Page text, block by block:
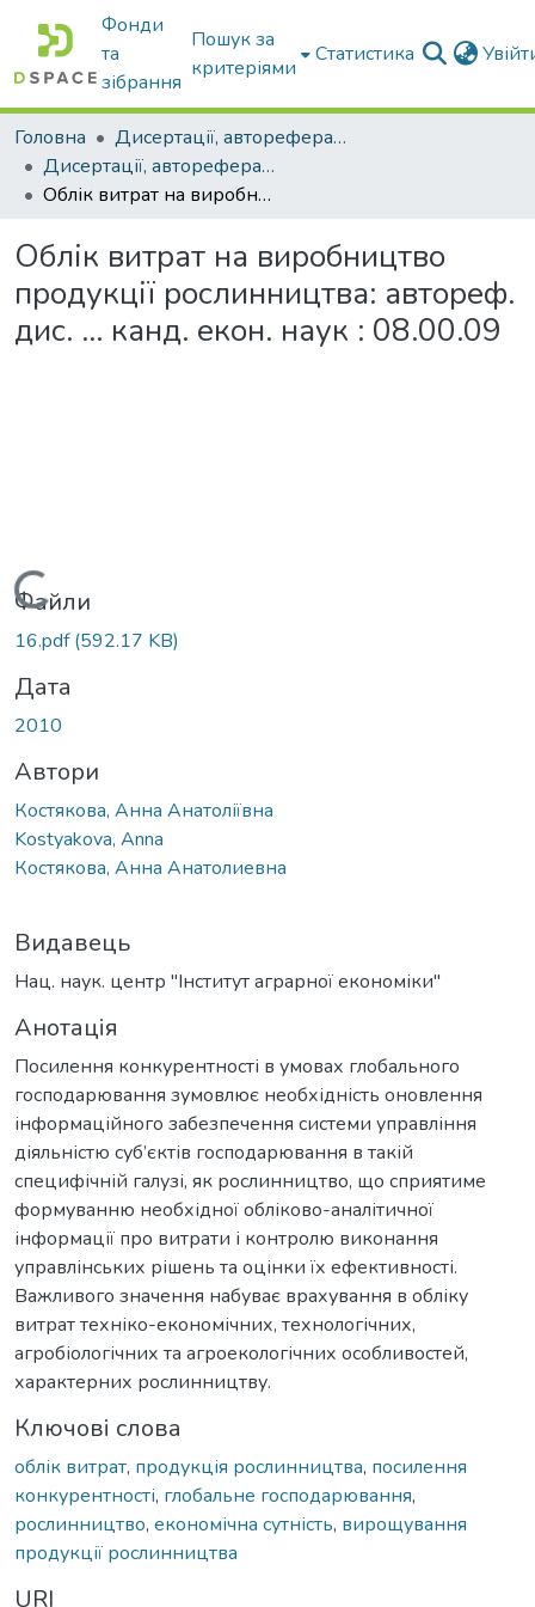
Фонди
та
зібрання
Пошук за
критеріями
Статистика
Головна
Дисертації, автореферати дисертацій
Дисертації, автореферати дисертацій
Облік витрат на виробництво продукції рослинництва: автореф. дис. ... канд. екон. наук : 08.00.09
Облік витрат на виробництво
продукції рослинництва: автореф.
дис. ... канд. екон. наук : 08.00.09
Вантажиться...
Файли
16.pdf(592.17 KB)
Дата
2010
Автори
Костякова, Анна Анатоліївна
Kostyakova, Anna
Костякова, Анна Анатолиевна
Видавець
Нац. наук. центр "Інститут аграрної економіки"
Анотація
Посилення конкурентності в умовах глобального
господарювання зумовлює необхідність оновлення
інформаційного забезпечення системи управління
діяльністю суб’єктів господарювання в такій
специфічній галузі, як рослинництво, що сприятиме
формуванню необхідної обліково-аналітичної
інформації про витрати і контролю виконання
управлінських рішень та оцінки їх ефективності.
Важливого значення набуває врахування в обліку
витрат техніко-економічних, технологічних,
агробіологічних та агроекологічних особливостей,
характерних рослинництву.
Ключові слова
облік витрат, продукція рослинництва, посилення
конкурентності, глобальне господарювання,
рослинництво, економічна сутність, вирощування
продукції рослинництва
URI